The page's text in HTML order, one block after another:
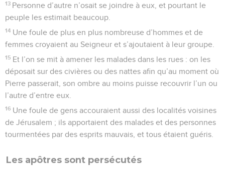
13 Personne d’autre n’osait se joindre à eux, et pourtant le
peuple les estimait beaucoup.
14 Une foule de plus en plus nombreuse d’hommes et de
femmes croyaient au Seigneur et s’ajoutaient à leur groupe.
15 Et l’on se mit à amener les malades dans les rues : on les
déposait sur des civières ou des nattes afin qu’au moment où
Pierre passerait, son ombre au moins puisse recouvrir l’un ou
l’autre d’entre eux.
16 Une foule de gens accouraient aussi des localités voisines
de Jérusalem ; ils apportaient des malades et des personnes
tourmentées par des esprits mauvais, et tous étaient guéris.
Les apôtres sont persécutés